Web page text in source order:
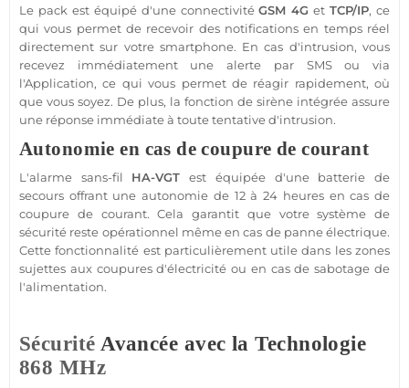
Le packest équipé d'une connectivitéGSM 4G etTCP/IP, ce
qui vous permet de recevoir des notifications en temps réel
directement sur votre smartphone. En cas d'intrusion, vous
recevez immédiatement une alerte par SMS ou via
l'Application, ce qui vous permet de réagir rapidement, où
que vous soyez. De plus, la fonction de sirène intégrée assure
une réponse immédiate à toute tentative d'intrusion.
Autonomie en cas de coupure de courant
L'alarme sans-fil HA-VGT est équipée d'une batterie de
secours offrant une autonomie de 12 à 24 heures en cas de
coupure de courant. Cela garantit que votresystème de
sécurité reste opérationnel même en cas de panneélectrique.
Cette fonctionnalité est particulièrement utile dans les zones
sujettes aux coupures d'électricité ou en cas de sabotage de
l'alimentation.
Sécurité Avancée avec la Technologie
868 MHz